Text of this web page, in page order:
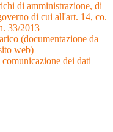
di amministrazione, di
di cui all'art. 14, co.
33/2013
(documentazione da
web)
dei dati